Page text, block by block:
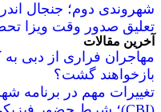
شهروندی دوم؛ جنجال
تعلیق صدور وقت ویزا
آخرین مقالات
مهاجران فراری از دبی به
بازخواهند گشت؟
تغییرات مهم در برنامه